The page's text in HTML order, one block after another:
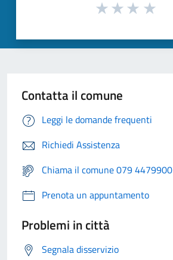
Contatta il comune
Leggi le domande frequenti
Richiedi Assistenza
Chiama il comune 079 4479900
Prenota un appuntamento
Problemi in città
Segnala disservizio